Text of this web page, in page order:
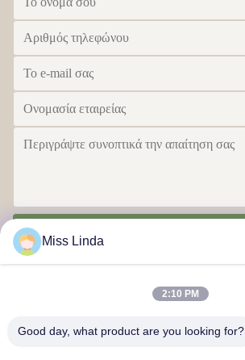
Miss Linda
2:10 PM
Good day, what product are you looking for?